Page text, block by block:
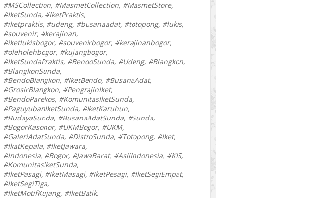
#MSCollection, #MasmetCollection, #MasmetStore,
#IketSunda, #IketPraktis,
#iketpraktis, #udeng, #busanaadat, #totopong, #lukis,
#souvenir, #kerajinan,
#iketlukisbogor, #souvenirbogor, #kerajinanbogor,
#oleholehbogor, #kujangbogor,
#IketSundaPraktis, #BendoSunda, #Udeng, #Blangkon,
#BlangkonSunda,
#BendoBlangkon, #IketBendo, #BusanaAdat,
#GrosirBlangkon, #PengrajinIket,
#BendoParekos, #KomunitasIketSunda,
#PaguyubanIketSunda, #IketKaruhun,
#BudayaSunda, #BusanaAdatSunda, #Sunda,
#BogorKasohor, #UKMBogor, #UKM,
#GaleriAdatSunda, #DistroSunda, #Totopong, #Iket,
#IkatKepala, #IketJawara,
#Indonesia, #Bogor, #JawaBarat, #AsliIndonesia, #KIS,
#KomunitasIketSunda,
#IketPasagi, #IketMasagi, #IketPesagi, #IketSegiEmpat,
#IketSegiTiga,
#IketMotifKujang, #IketBatik.